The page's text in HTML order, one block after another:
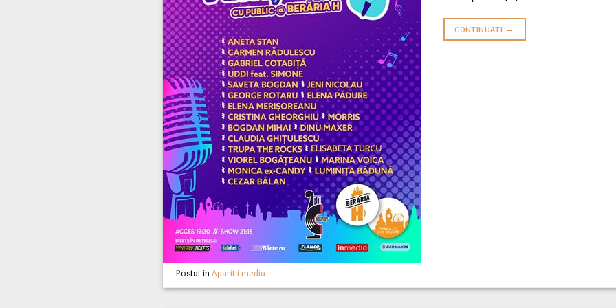
CONTINUATI →
Postat inAparitii media